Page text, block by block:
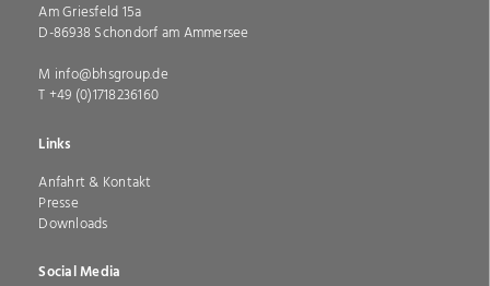
Am Griesfeld 15a
D-86938Schondorf am Ammersee
info@bhsgroup.de
+49 (0)1718236160
Links
Navigation
überspringen
Anfahrt & Kontakt
Presse
Downloads
Social Media